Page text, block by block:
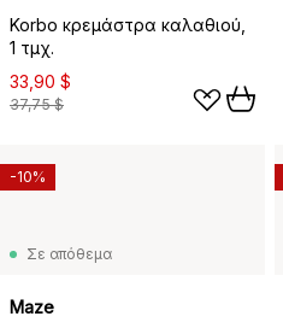
Korbo κρεμάστρα καλαθιού,
1 τμχ.
33,90 $
37,75 $
Σε απόθεμα
Maze
-10%